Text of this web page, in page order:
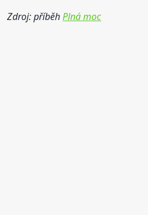
Zdroj: příběhPlná moc